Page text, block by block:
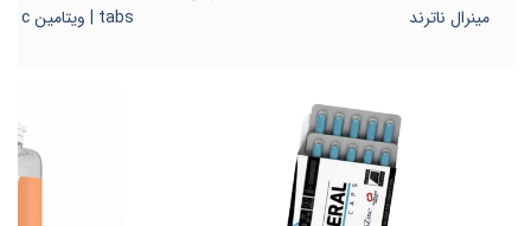
مینرال ناترند
tabs | ویتامین c جویدنی مای ویتامینز